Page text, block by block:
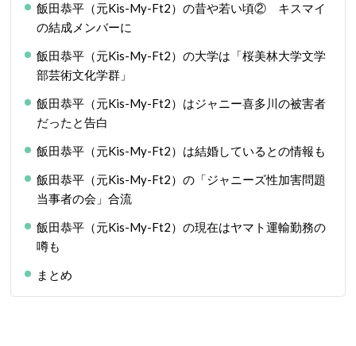
飯田恭平（元Kis-My-Ft2）の昔や若い頃② キスマイ
の結成メンバーに
飯田恭平（元Kis-My-Ft2）の大学は「桜美林大学文学
部芸術文化学群」
飯田恭平（元Kis-My-Ft2）はジャニー喜多川の被害者
だったと告白
飯田恭平（元Kis-My-Ft2）は結婚しているとの情報も
飯田恭平（元Kis-My-Ft2）の「ジャニーズ性加害問題
当事者の会」合流
飯田恭平（元Kis-My-Ft2）の現在はヤマト運輸勤務の
噂も
まとめ